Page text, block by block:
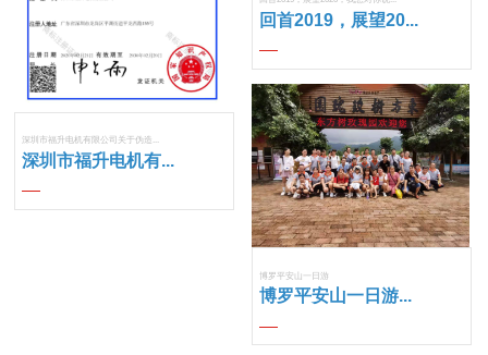
深圳市福升电机有限公司关于伪造...
深圳市福升电机有...
回首2019，展望20...
博罗平安山一日游
博罗平安山一日游...